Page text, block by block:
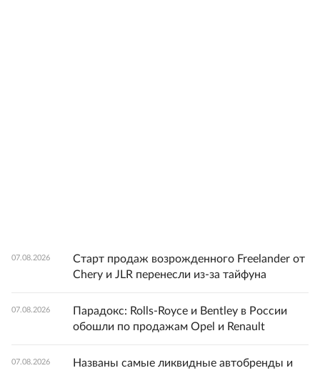
07.08.2026
Старт продаж возрожденного Freelander от
Chery и JLR перенесли из-за тайфуна
07.08.2026
Парадокс: Rolls-Royce и Bentley в России
обошли по продажам Opel и Renault
07.08.2026
Названы самые ликвидные автобренды и